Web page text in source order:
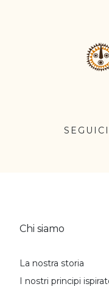
Chi siamo
La nostra storia
I nostri principi